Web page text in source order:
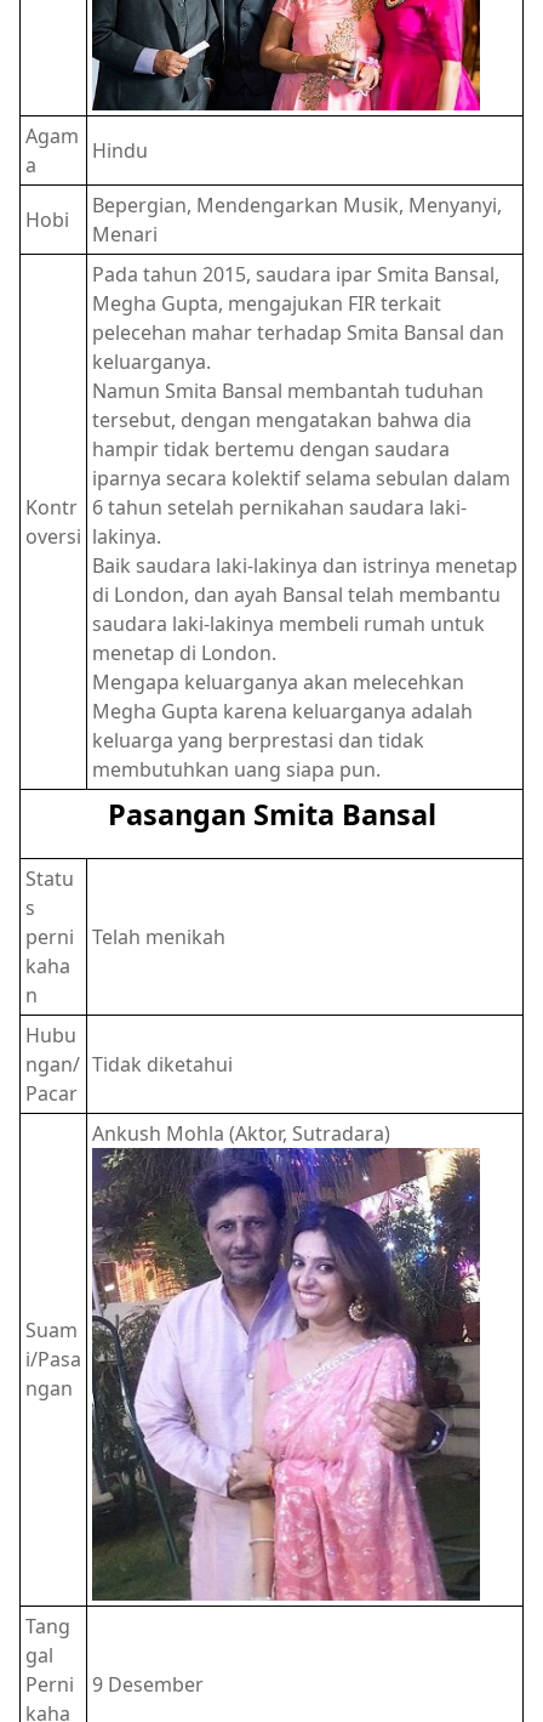
Agam
a
Hindu
Hobi
Bepergian, Mendengarkan Musik, Menyanyi,
Menari
Kontr
oversi
Pada tahun 2015, saudara ipar Smita Bansal,
Megha Gupta, mengajukan FIR terkait
pelecehan mahar terhadap Smita Bansal dan
keluarganya.
Namun Smita Bansal membantah tuduhan
tersebut, dengan mengatakan bahwa dia
hampir tidak bertemu dengan saudara
iparnya secara kolektif selama sebulan dalam
6 tahun setelah pernikahan saudara laki-
lakinya.
Baik saudara laki-lakinya dan istrinya menetap
di London, dan ayah Bansal telah membantu
saudara laki-lakinya membeli rumah untuk
menetap di London.
Mengapa keluarganya akan melecehkan
Megha Gupta karena keluarganya adalah
keluarga yang berprestasi dan tidak
membutuhkan uang siapa pun.
Pasangan Smita Bansal
Statu
s
perni
kaha
n
Telah menikah
Hubu
ngan/
Pacar
Tidak diketahui
Suam
i/Pasa
ngan
Ankush Mohla (Aktor, Sutradara)
Tang
gal
Perni
kaha
9 Desember